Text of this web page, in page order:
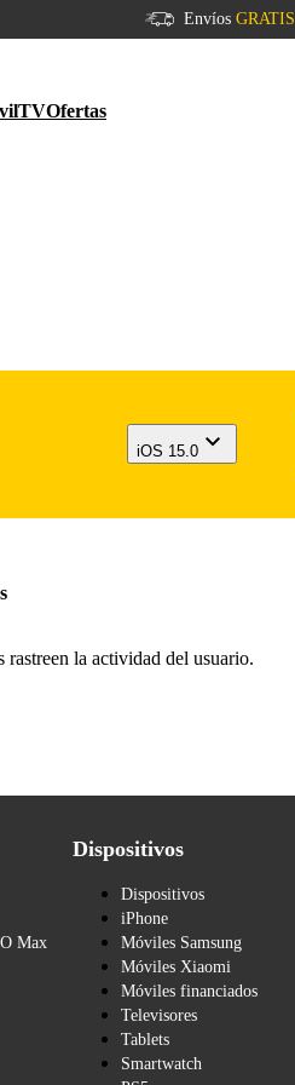
Envíos GRATIS
TVOfertas
iOS 15.0
rastreen la actividad del usuario.
Max
Dispositivos
Dispositivos
iPhone
Móviles Samsung
Móviles Xiaomi
Móviles financiados
Televisores
Tablets
Smartwatch